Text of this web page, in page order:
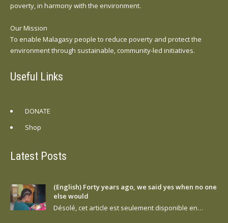
poverty, in harmony with the environment.
Our Mission
To enable Malagasy people to reduce poverty and protect the
environment through sustainable, community-led initiatives.
Useful Links
DONATE
Shop
Latest Posts
(English) Forty years ago, we said yes when no one
else would
Désolé, cet article est seulement disponible en…